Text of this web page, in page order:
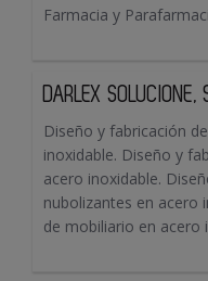
Farmacia y
DARLEX SOLUCIONE,
Diseño y fabricación
inoxidable. Diseño y
acero inoxidable.
nubolizantes en acero
de mobiliario en acero